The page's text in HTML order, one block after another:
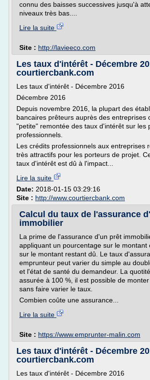
connu des baisses successives jusqu'à
niveaux très bas....
Lire la suite
Site : http://lavieeco.com
Les taux d'intérêt - Décembre
courtiercbank.com
Les taux d'intérêt - Décembre 2016
Décembre 2016
Depuis novembre 2016, la plupart des
bancaires prêteurs auprès des entreprises
"petite" remontée des taux d'intérêt sur les
professionnels.
Les crédits professionnels aux entreprises
très attractifs pour les porteurs de projet.
taux d'intérêt est dû à l'impact...
Lire la suite
Date: 2018-01-15 03:29:16
Site : http://www.courtiercbank.com
Calcul du taux de l'assurance
immobilier
La prime de l'assurance d'un prêt
appliquant un pourcentage sur le montant
sur le montant restant dû. Le taux
emprunteur peut varier du simple au
et l'état de santé du demandeur. La
assurée à 100 %, il est possible de
sans faire varier le taux.
Combien coûte une assurance...
Lire la suite
Site : https://www.emprunter-malin.com
Les taux d'intérêt - Décembre
courtiercbank.com
Les taux d'intérêt - Décembre 2016